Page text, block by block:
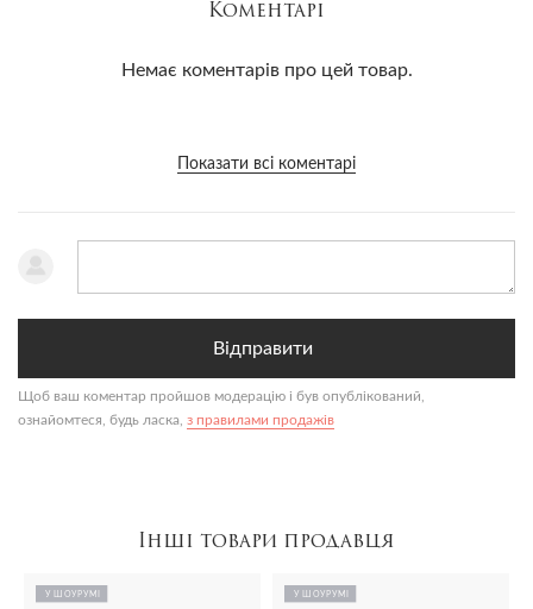
Коментарі
Немає коментарів про цей товар.
Показати всі коментарі
Відправити
Щоб ваш коментар пройшов модерацію і був опублікований,
ознайомтеся, будь ласка, з правилами продажів
Інші товари продавця
У ШОУРУМІ У ШОУРУМІ